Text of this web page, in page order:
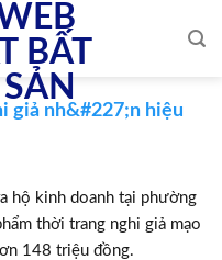
giả nh&#227;n hiệu
hộ kinh doanh tại phường
thời trang nghi giả mạo
148 triệu đồng.